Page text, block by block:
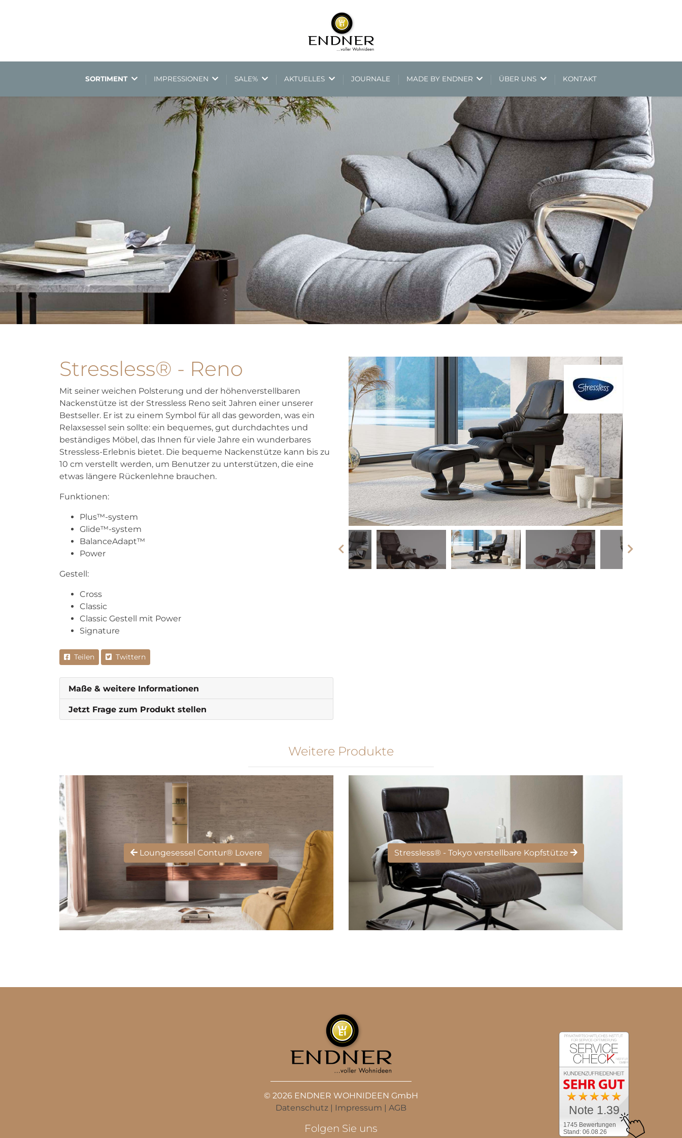
SORTIMENT IMPRESSIONEN SALE% AKTUELLES JOURNALE MADE BY ENDNER ÜBER UNS KONTAKT
Stressless® - Reno
Mit seiner weichen Polsterung und der höhenverstellbaren
Nackenstütze ist der Stressless Reno seit Jahren einer unserer
Bestseller. Er ist zu einem Symbol für all das geworden, was ein
Relaxsessel sein sollte: ein bequemes, gut durchdachtes und
beständiges Möbel, das Ihnen für viele Jahre ein wunderbares
Stressless-Erlebnis bietet. Die bequeme Nackenstütze kann bis zu
10 cm verstellt werden, um Benutzer zu unterstützen, die eine
etwas längere Rückenlehne brauchen.
Funktionen:
Plus™-system
Glide™-system
BalanceAdapt™
Power
Gestell:
Cross
Classic
Classic Gestell mit Power
Signature
Teilen Twittern
Maße & weitere Informationen
Jetzt Frage zum Produkt stellen
Weitere Produkte
Loungesessel Contur® Lovere Stressless® - Tokyo verstellbare Kopfstütze
1745 Bewertungen
Stand: 06.08.26
Note 1.39
© 2026 ENDNER WOHNIDEEN GmbH
Datenschutz
Impressum AGB
Folgen Sie uns